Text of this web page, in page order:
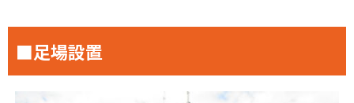
■足場設置